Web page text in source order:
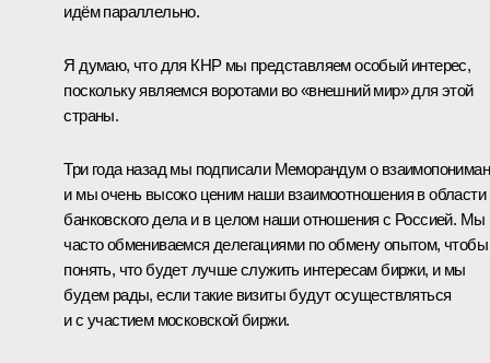
идём параллельно.
Я думаю, что для КНР мы представляем особый интерес,
поскольку являемся воротами во «внешний мир» для этой
страны.
Три года назад мы подписали Меморандум о
и мы очень высоко ценим наши взаимоотношения в области
банковского дела и в целом наши отношения с Россией. Мы
часто обмениваемся делегациями по обмену опытом, чтобы
понять, что будет лучше служить интересам биржи, и мы
будем рады, если такие визиты будут осуществляться
и с участием московской биржи.